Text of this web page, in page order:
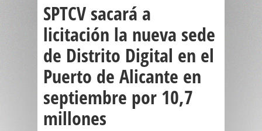
SPTCV sacará a
licitación la nueva sede
de Distrito Digital en el
Puerto de Alicante en
septiembre por 10,7
millones